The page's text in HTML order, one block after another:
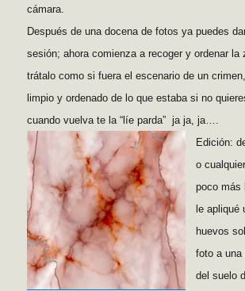
cámara.
Después de una docena de fotos ya puedes
sesión; ahora comienza a recoger y ordenar la
trátalo como si fuera el escenario de un
limpio y ordenado de lo que estaba si no
cuando vuelva te la “líe parda” ja ja, ja….
Edición:
o
poco más
le apliqué
huevos
foto a una
del suelo